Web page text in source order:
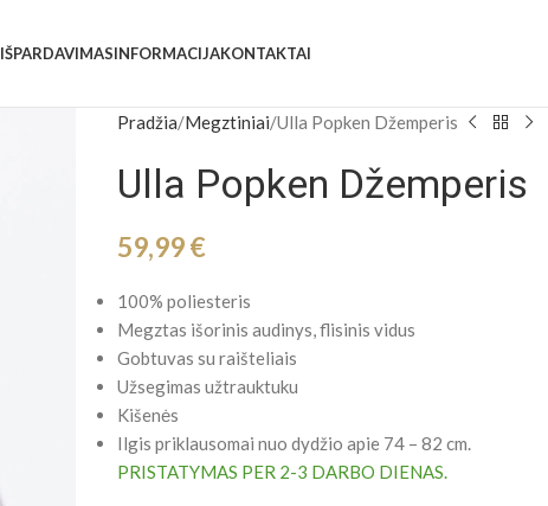
IŠPARDAVIMASINFORMACIJAKONTAKTAI
Pradžia Megztiniai Ulla Popken Džemperis
Ulla Popken Džemperis
59,99€
100% poliesteris
Megztas išorinis audinys, flisinis vidus
Gobtuvas su raišteliais
Užsegimas užtrauktuku
Kišenės
Ilgis priklausomai nuo dydžio apie 74 – 82 cm.
PRISTATYMAS PER 2-3 DARBO DIENAS.